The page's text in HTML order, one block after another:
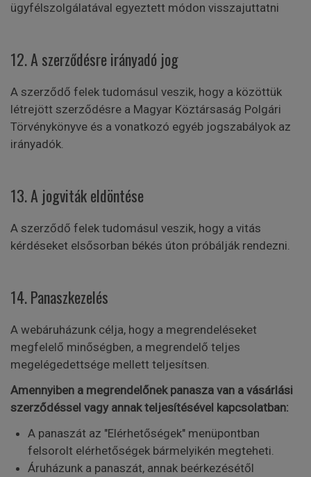
ügyfélszolgálatával egyeztett módon visszajuttatni
12. A szerződésre irányadó jog
A szerződő felek tudomásul veszik, hogy a közöttük
létrejött szerződésre a Magyar Köztársaság Polgári
Törvénykönyve és a vonatkozó egyéb jogszabályok az
irányadók.
13. A jogviták eldöntése
A szerződő felek tudomásul veszik, hogy a vitás
kérdéseket elsősorban békés úton próbálják rendezni.
14. Panaszkezelés
A webáruházunk célja, hogy a megrendeléseket
megfelelő minőségben, a megrendelő teljes
megelégedettsége mellett teljesítsen.
Amennyiben a megrendelőnek panasza van a vásárlási
szerződéssel vagy annak teljesítésével kapcsolatban:
A panaszát az "Elérhetőségek" menüpontban
felsorolt elérhetőségek bármelyikén megteheti.
Áruházunk a panaszát, annak beérkezésétől